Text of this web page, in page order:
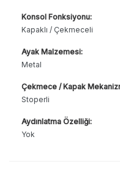
Konsol Fonksiyonu:
Kapaklı / Çekmeceli
Ayak Malzemesi:
Metal
Çekmece / Kapak
Stoperli
Aydınlatma Özelliği:
Yok